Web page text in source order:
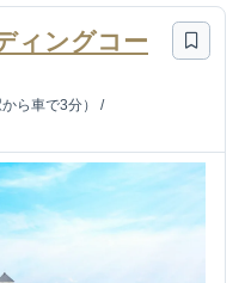
ィングコー
ら車で3分）
/